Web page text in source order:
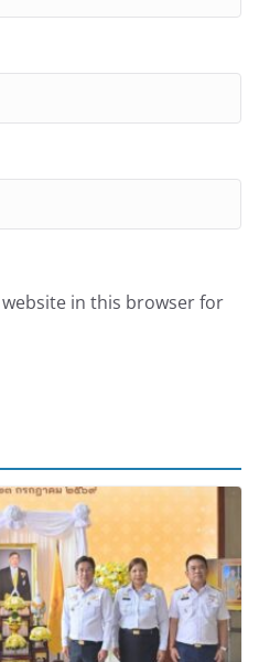
in this browser for